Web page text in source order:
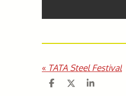
« TATA Steel Festival
D
D
S